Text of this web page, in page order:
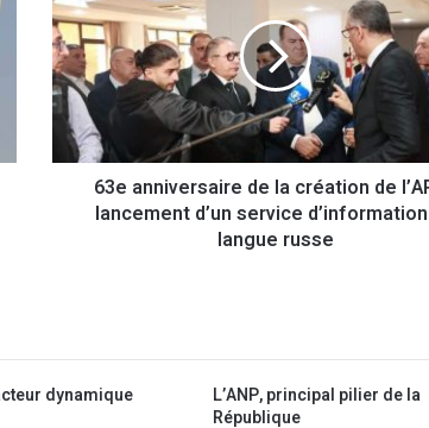
e
a
n
n
i
e
e
l
a
63e anniversaire de la création de
lancement d’un service
langue russe
dynamique
L’ANP, principal pilier de la
République